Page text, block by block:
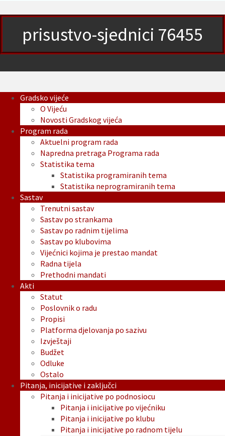
prisustvo-sjednici 76455
Gradsko vijeće
O Vijeću
Novosti Gradskog vijeća
Program rada
Aktuelni program rada
Napredna pretraga Programa rada
Statistika tema
Statistika programiranih tema
Statistika neprogramiranih tema
Sastav
Trenutni sastav
Sastav po strankama
Sastav po radnim tijelima
Sastav po klubovima
Vijećnici kojima je prestao mandat
Radna tijela
Prethodni mandati
Akti
Statut
Poslovnik o radu
Propisi
Platforma djelovanja po sazivu
Izvještaji
Budžet
Odluke
Ostalo
Pitanja, inicijative i zaključci
Pitanja i inicijative po podnosiocu
Pitanja i inicijative po vijećniku
Pitanja i inicijative po klubu
Pitanja i inicijative po radnom tijelu